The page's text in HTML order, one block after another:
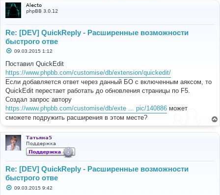
Alecto
phpBB 3.0.12
Re: [DEV] QuickReply - Расширенные возможности
быстрого отве
С
о
щ
е
н
и
е
09.03.2015 1:12
Поставил QuickEdit
https://www.phpbb.com/customise/db/extension/quickedit/
Если добавляется ответ через данный БО с включенным аяксом, то
QuickEdit перестает работать до обновления страницы по F5.
Создал запрос автору
https://www.phpbb.com/customise/db/exte ... pic/140886 может
сможете подружить расширения в этом месте?
Татьяна5
Поддержка
Re: [DEV] QuickReply - Расширенные возможности
быстрого отве
С09.03.2015 9:42